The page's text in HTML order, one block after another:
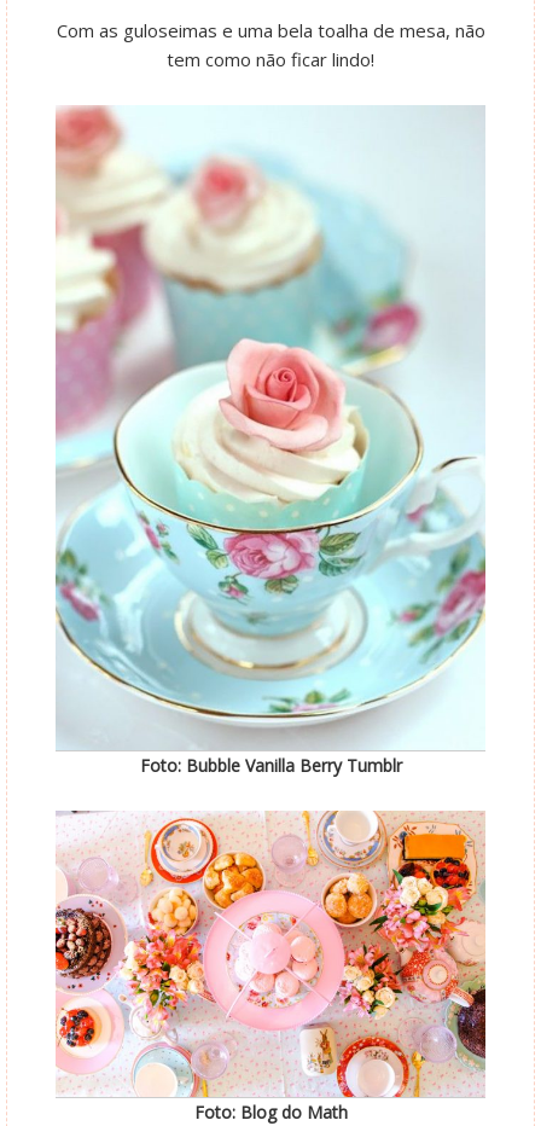
Com as guloseimas e uma bela toalha de mesa, não
tem como não ficar lindo!
Foto: Bubble Vanilla Berry Tumblr
Foto: Blog do Math